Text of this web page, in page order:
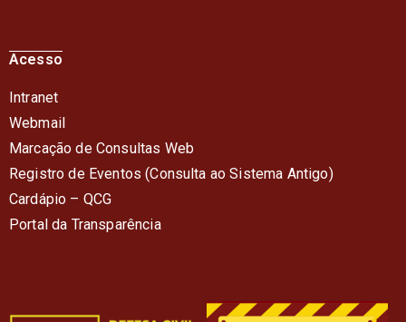
Acesso
Intranet
Webmail
Marcação de Consultas Web
Registro de Eventos (Consulta ao Sistema Antigo)
Cardápio – QCG
Portal da Transparência